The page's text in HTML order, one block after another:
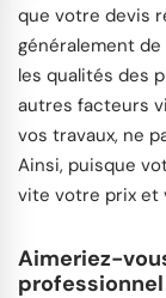
que votre devis
généralement
les qualités des
autres facteurs
vos travaux, ne
Ainsi, puisque
vite votre prix et
Aimeriez-